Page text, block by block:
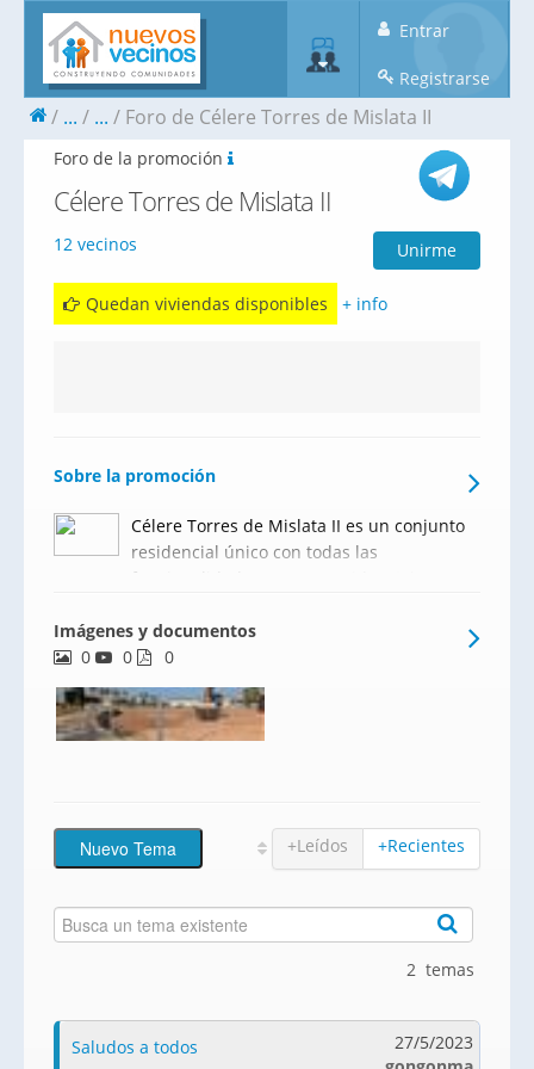
Entrar
Registrarse
... ... Foro de Célere Torres de Mislata II
Foro de la promoción
Célere Torres de Mislata II
12 vecinos Unirme
Quedan viviendas disponibles + info
Sobre la promoción
Célere Torres de Mislata II es un conjunto
residencial único con todas las
funcionalidades que un residencial
idóneo donde vivir.La promoción está
formada por 95 viviendas en un edificio
de 19 plantas, donde contamos con
Imágenes y documentos
0
0 0
+Leídos +Recientes
2 temas
Saludos a todos
27/5/2023